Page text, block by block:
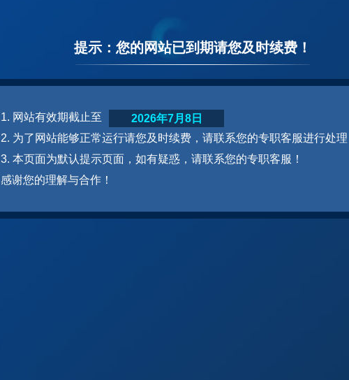
提示：您的网站已到期请您及时续费！
1. 网站有效期截止至
2. 为了网站能够正常运行请您及时续费，请联系您的专职客服进行处
3. 本页面为默认提示页面，如有疑惑，请联系您的专职客服！
感谢您的理解与合作！
2026年7月8日